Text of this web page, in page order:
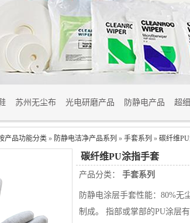
苏州无尘布 光电研磨产品 防静电产品 超
产品功能分类 » 防静电洁净产品系列 » 手套系列 » 碳纤维
碳纤维PU涂指手套
产品分类： 手套系列
防静电涂层手套性能：80%无
制成。 指部或掌部的PU涂层